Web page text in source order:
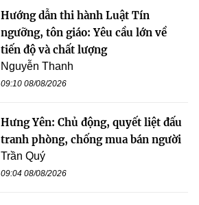
Hướng dẫn thi hành Luật Tín
ngưỡng, tôn giáo: Yêu cầu lớn về
tiến độ và chất lượng
Nguyễn Thanh
09:10 08/08/2026
Hưng Yên: Chủ động, quyết liệt đấu
tranh phòng, chống mua bán người
Trần Quý
09:04 08/08/2026